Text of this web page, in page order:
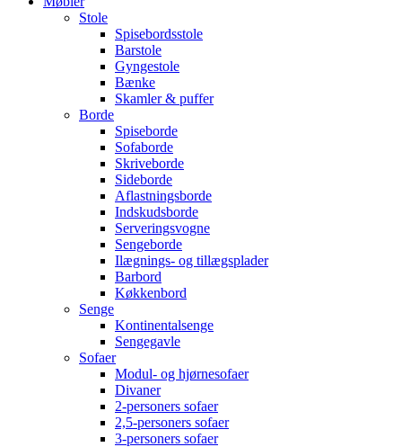
Stole
Spisebordsstole
Barstole
Gyngestole
Bænke
Skamler & puffer
Borde
Spiseborde
Sofaborde
Skriveborde
Sideborde
Aflastningsborde
Indskudsborde
Serveringsvogne
Sengeborde
Ilægnings- og tillægsplader
Barbord
Køkkenbord
Senge
Kontinentalsenge
Sengegavle
Sofaer
Modul- og hjørnesofaer
Divaner
2-personers sofaer
2,5-personers sofaer
3-personers sofaer